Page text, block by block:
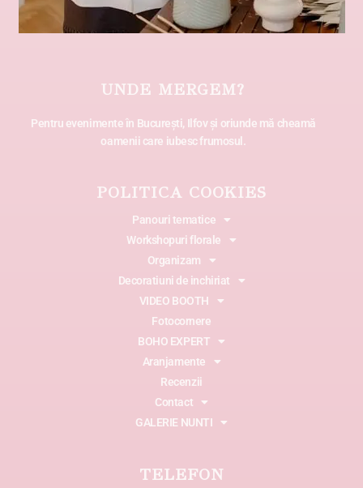
UNDE MERGEM?
Pentru evenimente în București, Ilfov și oriunde mă cheamă
oamenii care iubesc frumosul.
POLITICA COOKIES
Panouri tematice
Workshopuri florale
Organizam
Decoratiuni de inchiriat
VIDEO BOOTH
Fotocornere
BOHO EXPERT
Aranjamente
Recenzii
Contact
GALERIE NUNTI
TELEFON